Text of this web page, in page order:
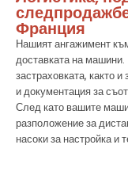
Франция
Нашият ангажимент
доставката на машини.
застраховката, както
и документация за
След като вашите
разположение за
насоки за настройка